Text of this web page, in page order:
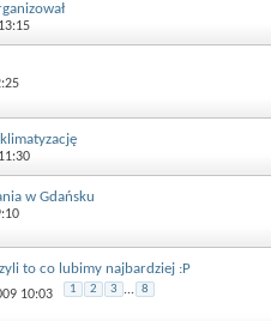
w Gdańsku
to co lubimy najbardziej :P
10:03 1 2 3 ... 8